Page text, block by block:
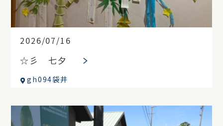
2026/07/16
☆彡 七夕
gh094袋井